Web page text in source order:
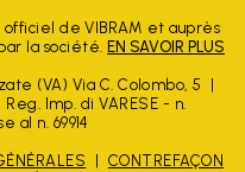
de VIBRAM et auprès
la société. EN SAVOIR PLUS
(VA) Via C. Colombo, 5
Reg. Imp. di VARESE - n.
al n. 69914
CONTREFAÇON